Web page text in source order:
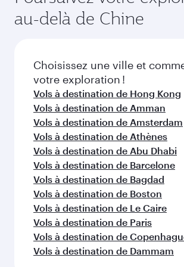
du vol au moment de la
la disponibilité des classes de
au-delà de Chine
Choisissez une ville et
votre exploration !
Vols à destination de Hong Kong
Vols à destination de Amman
Vols à destination de Amsterdam
Vols à destination de Athènes
Vols à destination de Abu Dhabi
Vols à destination de Barcelone
Vols à destination de Bagdad
Vols à destination de Boston
Vols à destination de Le Caire
Vols à destination de Paris
Vols à destination de
Vols à destination de Dammam